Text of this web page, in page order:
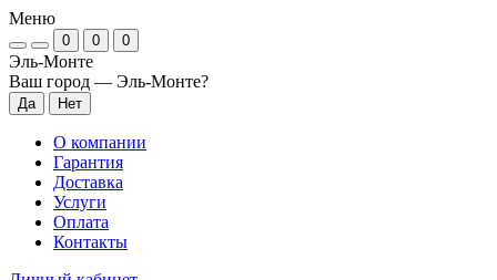
Меню
0 0 0
Эль-Монте
Ваш город — Эль-Монте?
О компании
Гарантия
Доставка
Услуги
Оплата
Контакты